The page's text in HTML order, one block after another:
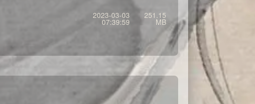
2023-03-03
07:39:59
251.15
MB